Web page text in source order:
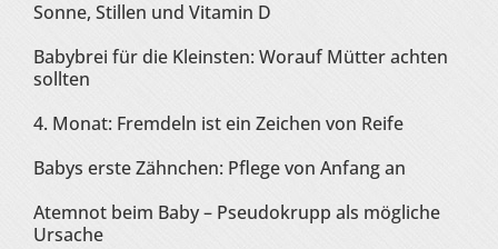
Sonne, Stillen und Vitamin D
Babybrei für die Kleinsten: Worauf Mütter achten
sollten
4. Monat: Fremdeln ist ein Zeichen von Reife
Babys erste Zähnchen: Pflege von Anfang an
Atemnot beim Baby – Pseudokrupp als mögliche
Ursache